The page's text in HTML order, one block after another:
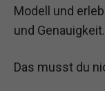
Modell und
und Genauigkeit.
Das musst du